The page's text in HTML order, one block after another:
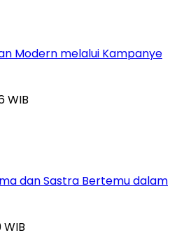
Modern melalui Kampanye
WIB
dan Sastra Bertemu dalam
WIB